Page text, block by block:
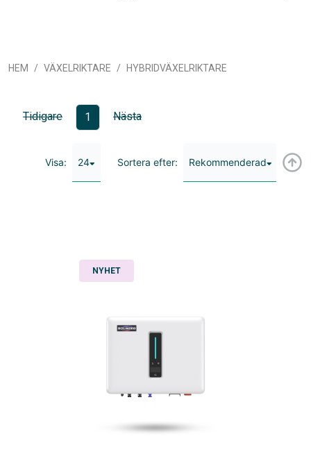
HEM VÄXELRIKTARE HYBRIDVÄXELRIKTARE
Tidigare 1 Nästa
Visa: 24 Sortera efter: Rekommenderad
NYHET